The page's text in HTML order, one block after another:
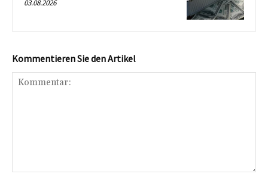
03.08.2026
Kommentieren Sie den Artikel